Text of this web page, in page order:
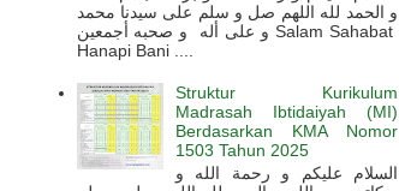
و الحمد لله اللهم صل و سلم على سيدنا محمد
و على أله و صحبه أجمعين Salam Sahabat
Hanapi Bani ....
Struktur Kurikulum
Madrasah Ibtidaiyah (MI)
Berdasarkan KMA Nomor
1503 Tahun 2025
السلام عليكم و رحمة الله و